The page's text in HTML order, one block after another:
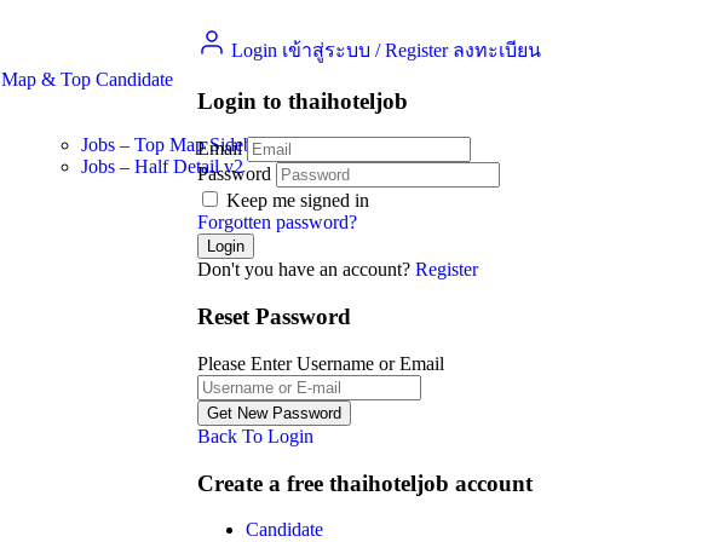
Map & Top Candidate
Jobs – Top Map Sidebar
Jobs – Half Detail v2
Jobs Detail
Login เข้าสู่ระบบ / Register ลงทะเบียน
Login to thaihoteljob
Email
Password
Keep me signed in
Forgotten password?
Don't you have an account?Register
Reset Password
Please Enter Username or Email
Back To Login
Create a free thaihoteljob account
Candidate